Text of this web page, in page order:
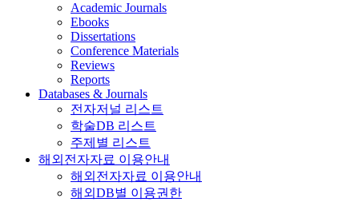
Academic Journals
Ebooks
Dissertations
Conference Materials
Reviews
Reports
Databases & Journals
전자저널 리스트
학술DB 리스트
주제별 리스트
해외전자자료 이용안내
해외전자자료 이용안내
해외DB별 이용권한